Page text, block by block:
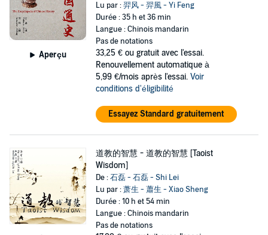
Aperçu
Lu par :羿风 - 羿風 - Yi Feng
Durée : 35 h et 36 min
Langue : Chinois mandarin
Pas de notations
33,25 € ou gratuit avec l'essai.
Renouvellement automatique à
5,99 €/mois après l'essai. Voir
conditions d'éligibilité
Essayez Standard gratuitement
道教的智慧 - 道教的智慧 [Taoist
Wisdom]
De :石磊 - 石磊 - Shi Lei
Lu par :萧生 - 蕭生 - Xiao Sheng
Durée : 10 h et 54 min
Langue : Chinois mandarin
Pas de notations